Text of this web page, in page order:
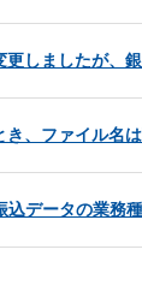
しましたが、
、ファイル名は
データの業務